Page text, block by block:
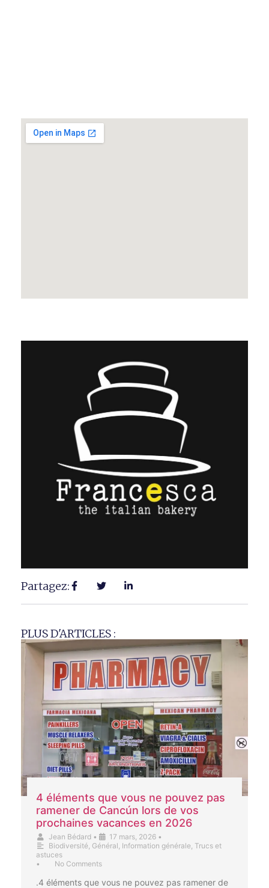
Partagez:
PLUS D'ARTICLES :
4 éléments que vous ne pouvez pas
ramener de Cancún lors de vos
prochaines vacances en 2026
Jean Bédard • 17 mars, 2026 •
Biodiversité Général Information générale Trucs et
astuces
•
No Comments
.4 éléments que vous ne pouvez pas ramener de